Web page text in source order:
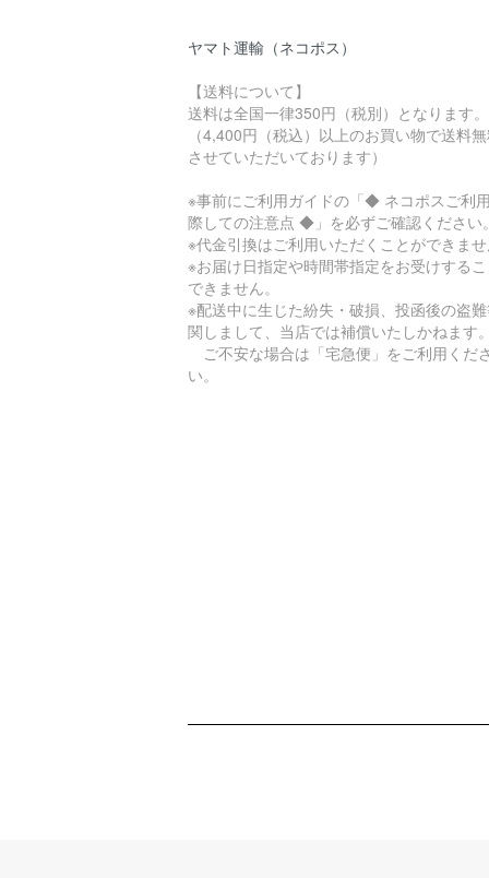
ヤマト運輸（ネコポス）
【送料について】
送料は全国一律350円（税別）となります。
（4,400円（税込）以上のお買い物で送料無
させていただいております）
※事前にご利用ガイドの「◆ ネコポスご利
際しての注意点 ◆」を必ずご確認ください。
※代金引換はご利用いただくことができませ
※お届け日指定や時間帯指定をお受けする
できません。
※配送中に生じた紛失・破損、投函後の盗
関しまして、当店では補償いたしかねます。
ご不安な場合は「宅急便」をご利用くださ
い。